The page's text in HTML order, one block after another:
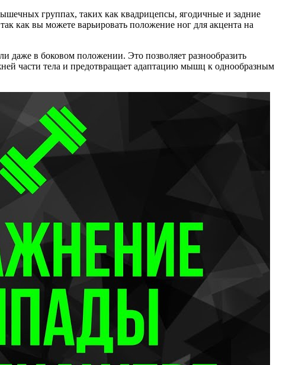
группах, таких как квадрицепсы, ягодичные и задние
как вы можете варьировать положение ног для акцента на
в боковом положении. Это позволяет разнообразить
части тела и предотвращает адаптацию мышц к однообразным